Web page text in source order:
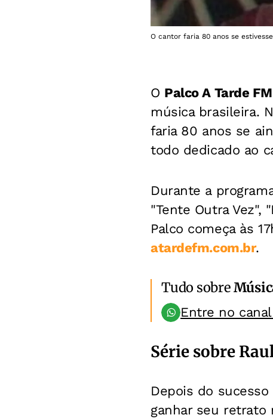
O cantor faria 80 anos se
O Palco A Tarde FM
música brasileira.
faria 80 anos se
todo dedicado ao
Durante a
"Tente Outra Vez",
Palco começa às
atardefm.com.br.
Tudo sobre
Entre no
Série sobre
Depois do
ganhar seu retrato